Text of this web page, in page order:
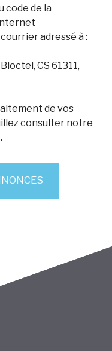
code de la
adressé à :
CS 61311,
de vos
consulter notre
.